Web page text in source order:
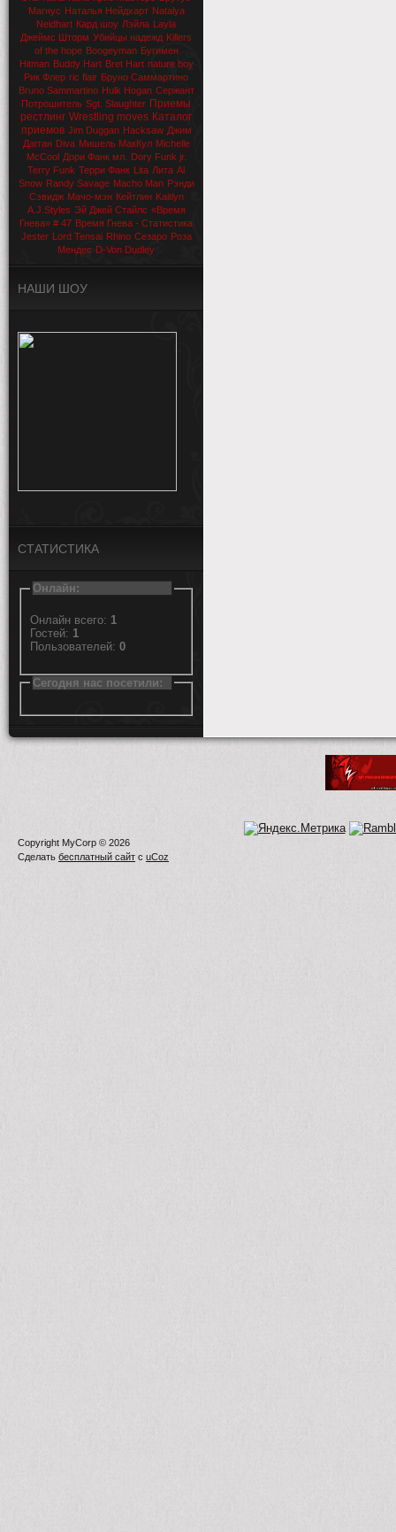
Магнус Наталья Нейдхарт Natalya
Neidhart Кард шоу Лэйла Layla
Джеймс Шторм Убийцы надежд Killers
of the hope Boogeyman Бугимен
Hitman Buddy Hart Bret Hart nature boy
Рик Флер ric flair Бруно Саммартино
Bruno Sammartino Hulk Hogan Сержант
Потрошитель Sgt. Slaughter Приемы
рестлинг Wrestling moves Каталог
приемов Jim Duggan Hacksaw Джим
Дагган Diva Мишель МакКул Michelle
McCool Дори Фанк мл.
Dory Funk jr.
Terry Funk Терри Фанк Lita Лита Al
Snow Randy Savage Macho Man Рэнди
Сэвидж Мачо-мэн Кейтлин Kaitlyn
A.J.Styles Эй Джей Стайлс «Время
Гнева» # 47 Время Гнева - Статистика
Jester Lord Tensai Rhino Сезаро Роза
Мендес D-Von Dudley
НАШИ ШОУ
СТАТИСТИКА
Онлайн:
Онлайн всего: 1
Гостей: 1
Пользователей: 0
Сегодня нас посетили:
Copyright MyCorp © 2026
Сделать бесплатный сайт с uCoz